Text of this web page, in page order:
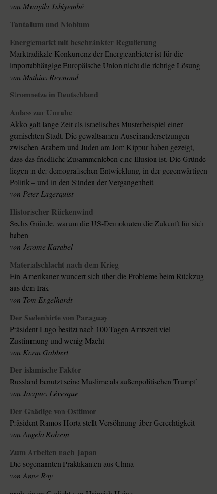
von Mwayila Tshiyembé
Tantalium und Niobium
Energiemarkt mit beschränkter Regulierung
Marktradikale Konkurrenz der Energieanbieter ist für die
importabhängige Europäische Union nicht die richtige Lösung
von Mathias Reymond
Stromnetze in Deutschland
Anlass zur Unruhe
Akko galt lange Zeit als israelisches Musterbeispiel einer
gemischten Stadt. Die gewaltsamen Auseinandersetzungen
zwischen Arabern und Juden am Jom Kippur haben gezeigt,
dass das friedliche Zusammenleben eine Illusion ist. Die Gründe
liegen in der demografischen Entwicklung, in der gegenwärtigen
Politik – und in den Sünden der Vergangenheit
von Peter Lagerquist
Historischer Rückenwind
Sechs Gründe, warum die US-Demokraten die Zukunft für sich
haben
von Jerome Karabel
Materialschlacht nach dem Krieg
Ein Amerikaner wundert sich über die Probleme beim Rückzug
aus dem Irak
von Tom Engelhardt
Der Seelenhirte von Paraguay
Präsident Lugo besitzt nach 100 Tagen Amtszeit viel
Zustimmung und wenig Macht
von Karin Gabbert
Der islamische Faktor
Russland benutzt seine Muslime als außenpolitischen Trumpf
von Jacques Lévesque
Der Gnädige von Osttimor
Präsident Ramos-Horta stellt Versöhnung über Gerechtigkeit
von Angela Robson
Zum Arbeiten nach Japan
Die sogenannten Praktikanten aus China
von Anne Roy